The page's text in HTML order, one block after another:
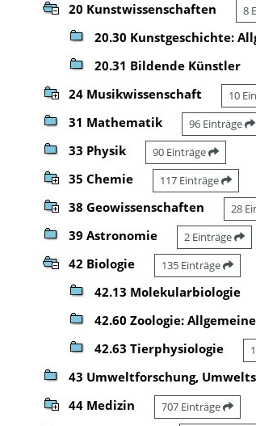
20 Kunstwissenschaften 8
20.30 Kunstgeschichte:
20.31 Bildende Künstler
24 Musikwissenschaft 10
31 Mathematik 96 Einträge
33 Physik 90 Einträge
35 Chemie 117 Einträge
38 Geowissenschaften 28
39 Astronomie 2 Einträge
42 Biologie 135 Einträge
42.13 Molekularbiologie
42.60 Zoologie:
42.63 Tierphysiologie
43 Umweltforschung,
44 Medizin 707 Einträge